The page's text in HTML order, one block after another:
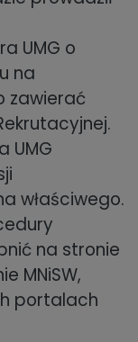
UMG o
na
zawierać
UMG
właściwego.
na stronie
MNiSW,
portalach